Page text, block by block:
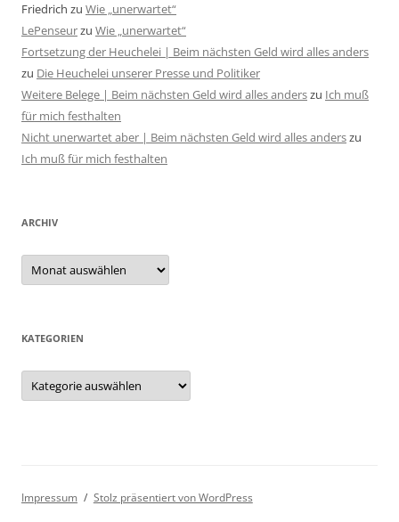
Friedrich zu Wie „unerwartet“
LePenseurzu Wie „unerwartet“
Fortsetzung der Heuchelei | Beim nächsten Geld wird alles anders
zu Die Heuchelei unserer Presse und Politiker
Weitere Belege | Beim nächsten Geld wird alles anderszu Ich muß
für mich festhalten
Nicht unerwartet aber | Beim nächsten Geld wird alles anderszu
Ich muß für mich festhalten
ARCHIV
Archiv
KATEGORIEN
Kategorien
Impressum Stolz präsentiert von WordPress